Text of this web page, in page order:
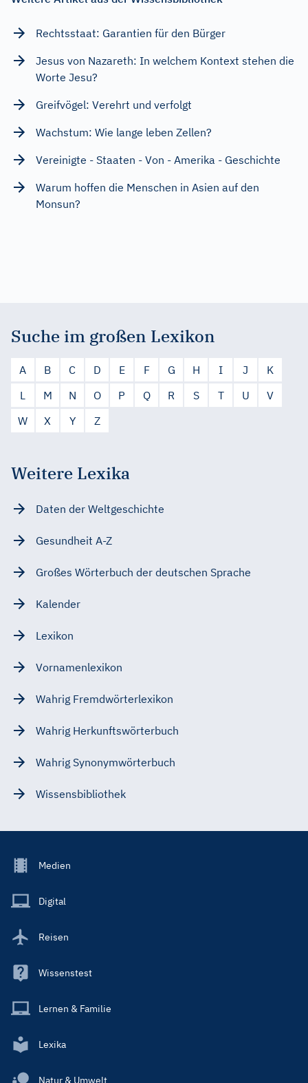
Rechtsstaat: Garantien für den Bürger
Jesus von Nazareth: In welchem Kontext stehen die
Worte Jesu?
Greifvögel: Verehrt und verfolgt
Wachstum: Wie lange leben Zellen?
Vereinigte - Staaten - Von - Amerika - Geschichte
Warum hoffen die Menschen in Asien auf den
Monsun?
Suche im großen Lexikon
A B C D E F G H I J
K
L
M N O P Q R S T U
V
W
X Y Z
Weitere Lexika
Daten der Weltgeschichte
Gesundheit A-Z
Großes Wörterbuch der deutschen Sprache
Kalender
Lexikon
Vornamenlexikon
Wahrig Fremdwörterlexikon
Wahrig Herkunftswörterbuch
Wahrig Synonymwörterbuch
Wissensbibliothek
Footer
Main
Medien
Digital
Reisen
Wissenstest
Lernen & Familie
Lexika
Natur & Umwelt